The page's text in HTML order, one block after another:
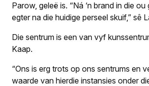
Parow, geleë is. “Ná ‘n brand in die
egter na die huidige perseel skuif,” sê
Die sentrum is een van vyf
Kaap.
“Ons is erg trots op ons sentrums en
waarde van hierdie instansies onder